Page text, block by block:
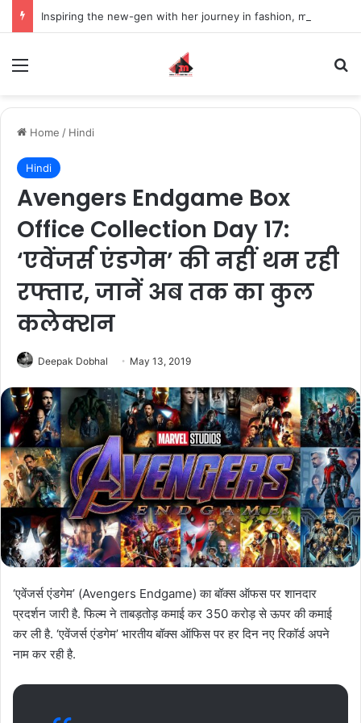
Home / Hindi
Hindi
Avengers Endgame Box
Office Collection Day 17:
‘एवेंजर्स एंडगेम’ की नहीं थम रही
रफ्तार, जानें अब तक का कुल
कलेक्शन
Deepak Dobhal May 13, 2019
‘एवेंजर्स एंडगेम’ (Avengers Endgame) का बॉक्स ऑफस पर शानदार
प्रदर्शन जारी है. फिल्म ने ताबड़तोड़ कमाई कर 350 करोड़ से ऊपर की कमाई
कर ली है. ‘एवेंजर्स एंडगेम’ भारतीय बॉक्स ऑफिस पर हर दिन नए रिकॉर्ड अपने
नाम कर रही है.